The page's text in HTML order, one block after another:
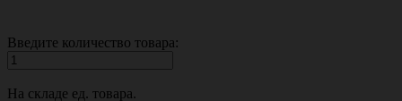
Введите количество товара:
На складе ед. товара.